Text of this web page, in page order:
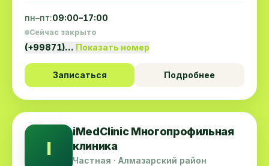
пн–пт:09:00–17:00
Сейчас закрыто
(+99871)… Показать номер
Записаться Подробнее
I
iMedClinic Многопрофильная
клиника
Частная · Алмазарский район